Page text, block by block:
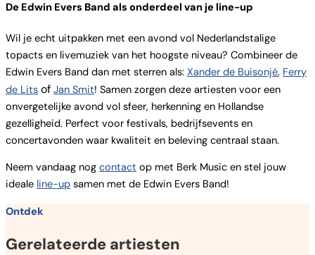
De Edwin Evers Band als onderdeel van je line-up
Wil je echt uitpakken met een avond vol Nederlandstalige
topacts en livemuziek van het hoogste niveau? Combineer de
Edwin Evers Band dan met sterren als: Xander de Buisonjé, Ferry
de Lits of Jan Smit! Samen zorgen deze artiesten voor een
onvergetelijke avond vol sfeer, herkenning en Hollandse
gezelligheid. Perfect voor festivals, bedrijfsevents en
concertavonden waar kwaliteit en beleving centraal staan.
Neem vandaag nog contact op met Berk Music en stel jouw
ideale line-up samen met de Edwin Evers Band!
Ontdek
Gerelateerde artiesten